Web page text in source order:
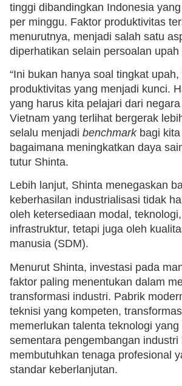
tinggi dibandingkan Indonesia
per minggu. Faktor produktivitas
menurutnya, menjadi salah satu
diperhatikan selain persoalan upah
“Ini bukan hanya soal tingkat
produktivitas yang menjadi kunci.
yang harus kita pelajari dari
Vietnam yang terlihat bergerak
selalu menjadi benchmarkbagi kita
bagaimana meningkatkan daya
tutur Shinta.
Lebih lanjut, Shinta menegaskan
keberhasilan industrialisasi tidak
oleh ketersediaan modal,
infrastruktur, tetapi juga oleh
manusia (SDM).
Menurut Shinta, investasi pada
faktor paling menentukan dalam
transformasi industri. Pabrik
teknisi yang kompeten,
memerlukan talenta teknologi yang
sementara pengembangan industri
membutuhkan tenaga profesional
standar keberlanjutan.